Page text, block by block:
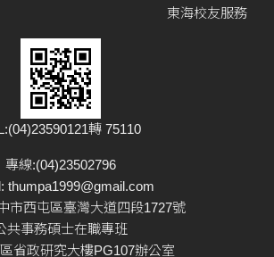
東海校友服務
轉 75110
專線:(04)23502796
thumpa1999@gmail.com
市西屯區臺灣大道四段1727號
共事務碩士在職專班
省政研究大樓PG107辦公室